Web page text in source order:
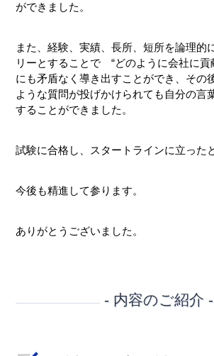
ができました。
また、経験、実績、長所、短所を論理的
リーとすることで “どのように会社に
にも矛盾なく導き出すことができ、その
ような質問が投げかけられても自分の言
することができました。
試験に合格し、スタートラインに立った
今後も精進して参ります。
ありがとうございました。
- 内容のご紹介 -